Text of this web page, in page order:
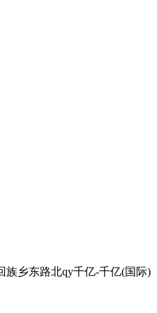
族乡东路北qy千亿-千亿(国际)